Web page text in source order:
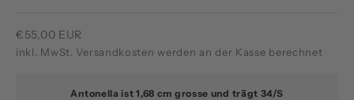
Angebot
€55,00 EUR
inkl. MwSt. Versandkosten werden an der Kasse berechnet
Antonella ist 1,68 cm grosse und trägt 34/S